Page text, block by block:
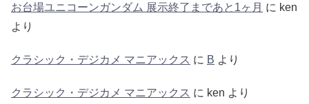
お台場ユニコーンガンダム 展示終了まであと1ヶ月 に ken
より
クラシック・デジカメ マニアックス に B より
クラシック・デジカメ マニアックス に ken より